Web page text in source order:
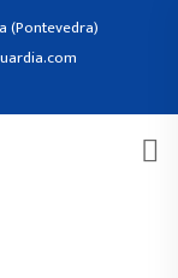
(Pontevedra)